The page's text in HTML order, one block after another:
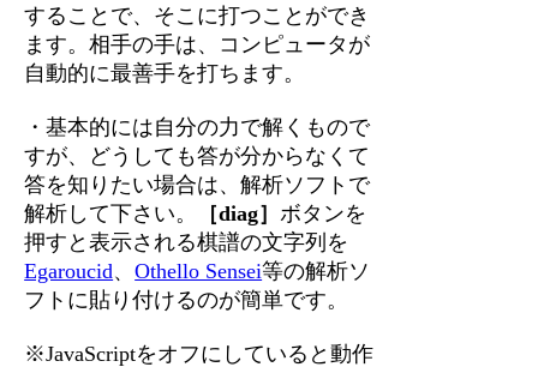
することで、そこに打つことができ
ます。相手の手は、コンピュータが
自動的に最善手を打ちます。
・基本的には自分の力で解くもので
すが、どうしても答が分からなくて
答を知りたい場合は、解析ソフトで
解析して下さい。
［diag］ ボタンを
押すと表示される棋譜の文字列を
Egaroucid、Othello Sensei等の解析ソ
フトに貼り付けるのが簡単です。
※JavaScriptをオフにしていると動作